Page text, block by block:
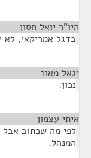
היו"ר יואל חסון
בדגל אמריקאי, לא
יגאל מאור
נכון.
איתי עצמון
המנהל.